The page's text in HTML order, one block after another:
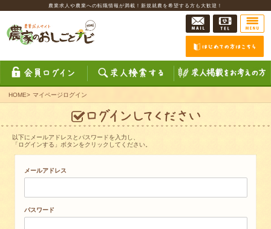
農業求人や農業への転職情報が満載！新規就農を希望する方も大歓迎！
HOME> マイページログイン
以下にメールアドレスとパスワードを入力し、
「ログインする」ボタンをクリックしてください。
メールアドレス
パスワード